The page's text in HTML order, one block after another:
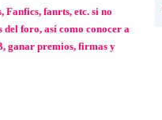
fanrts, etc. si no
foro, así como conocer a
ganar premios, firmas y